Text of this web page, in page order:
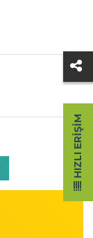
HIZLI ERIŞIM